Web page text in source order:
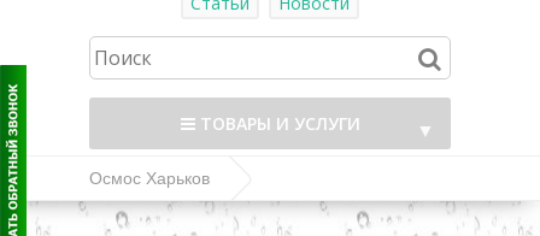
ТОВАРЫ И УСЛУГИ ▼
Осмос Харьков
Комплектующие и фитинг к системам